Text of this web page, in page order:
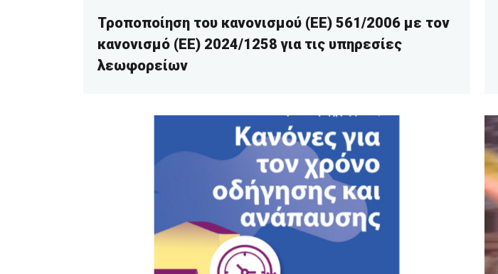
Τροποποίηση του κανονισμού (ΕΕ) 561/2006 με τον
κανονισμό (ΕΕ) 2024/1258 για τις υπηρεσίες
λεωφορείων